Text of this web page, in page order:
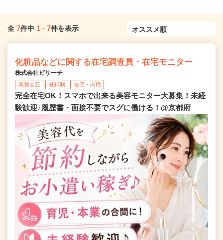
全 7件中 1 - 7件を表示
化粧品などに関する在宅調査員・在宅モニター
株式会社ビサーチ
業務委託 登録制 在宅・内職
完全在宅OK！スマホで出来る美容モニター大募集！未経
験歓迎♪履歴書・面接不要でスグに働ける！@京都府